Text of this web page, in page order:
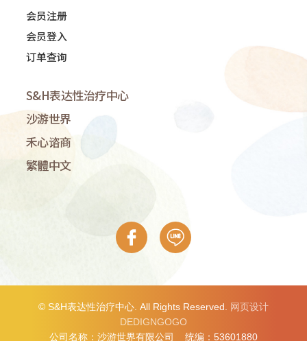
会员注册
会员登入
订单查询
S&H表达性治疗中心
沙游世界
禾心谘商
繁體中文
© S&H表达性治疗中心. All Rights Reserved. 网页设计
DEDIGNGOGO
公司名称：沙游世界有限公司 统编：53601880